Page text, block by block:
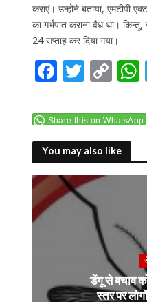
कराएं। उन्होंने बताया, एमटीपी
का गर्भपात कराना वैध था।
24 सप्ताह कर दिया गया।
F
e
b
o
o
k
T
itt
er
C
p
y
Li
n
at
Share this on WhatsApp
You may also like
डेंगू से बचाव
स्तर पर